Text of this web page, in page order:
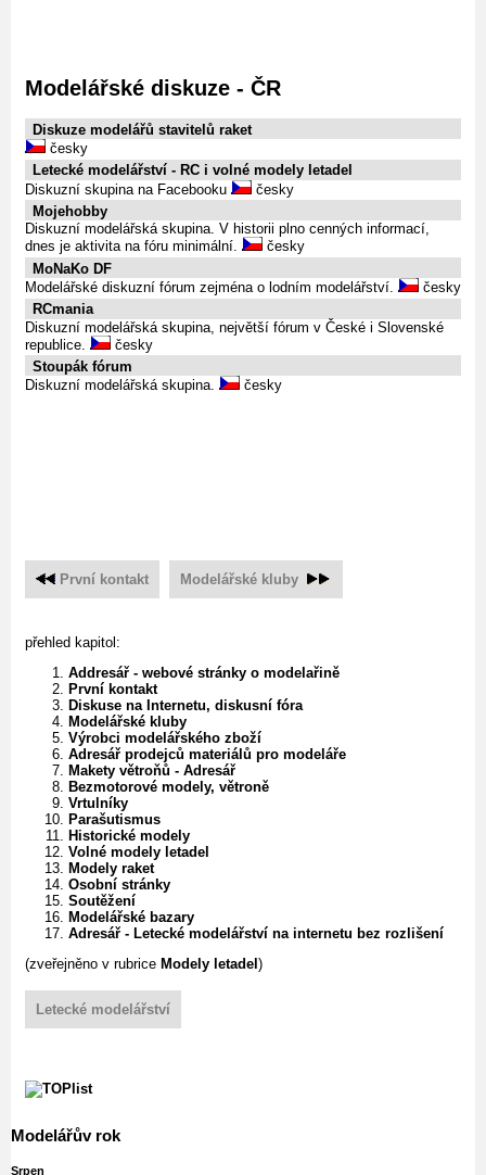
Modelářské diskuze - ČR
Diskuze modelářů stavitelů raket
česky
Letecké modelářství - RC i volné modely letadel
Diskuzní skupina na Facebooku
česky
Mojehobby
Diskuzní modelářská skupina. V historii plno cenných informací,
dnes je aktivita na fóru minimální.
česky
MoNaKo DF
Modelářské diskuzní fórum zejména o lodním modelářství.
česky
RCmania
Diskuzní modelářská skupina, největší fórum v České i Slovenské
republice.
česky
Stoupák fórum
Diskuzní modelářská skupina.
česky
První kontakt Modelářské kluby
přehled kapitol:
Addresář - webové stránky o modelařině
První kontakt
Diskuse na Internetu, diskusní fóra
Modelářské kluby
Výrobci modelářského zboží
Adresář prodejců materiálů pro modeláře
Makety větroňů - Adresář
Bezmotorové modely, větroně
Vrtulníky
Parašutismus
Historické modely
Volné modely letadel
Modely raket
Osobní stránky
Soutěžení
Modelářské bazary
Adresář - Letecké modelářství na internetu bez rozlišení
(zveřejněno v rubrice Modely letadel )
Letecké modelářství
Modelářův rok
Srpen